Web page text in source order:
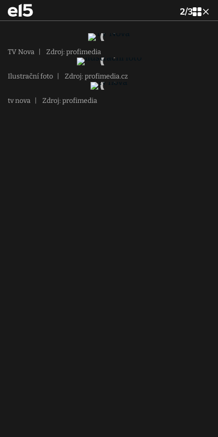
2/3
TV Nova Zdroj: profimedia
Ilustrační foto Zdroj: profimedia.cz
tv nova Zdroj: profimedia